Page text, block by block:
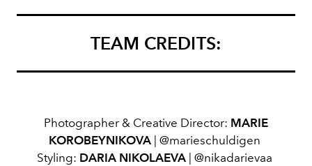
TEAM CREDITS:
Photographer & Creative Director: MARIE
KOROBEYNIKOVA | @marieschuldigen
Styling: DARIA NIKOLAEVA | @nikadarievaa